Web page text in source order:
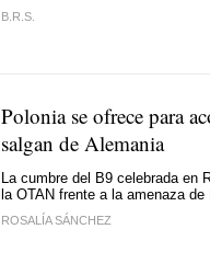
B.R.S.
Polonia se ofrece para
salgan de Alemania
La cumbre del B9 celebrada en
la OTAN frente a la amenaza de
ROSALÍA SÁNCHEZ